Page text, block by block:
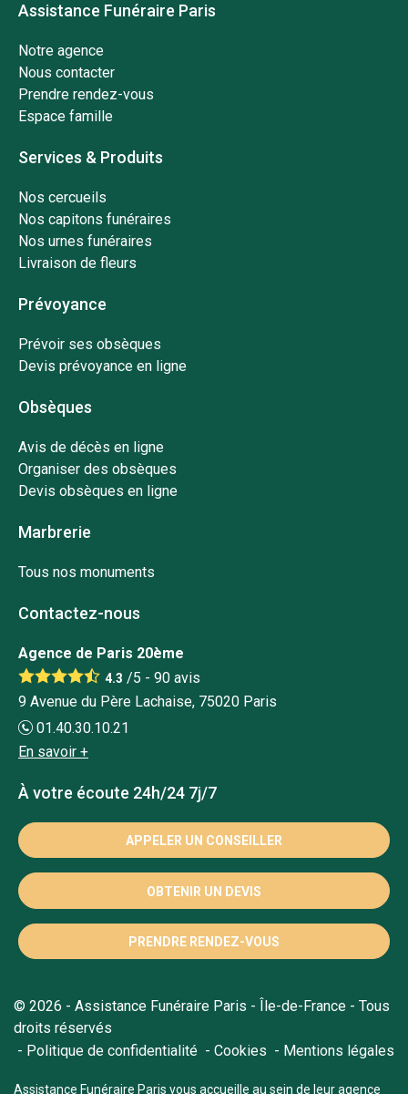
Assistance Funéraire Paris
Notre agence
Nous contacter
Prendre rendez-vous
Espace famille
Services & Produits
Nos cercueils
Nos capitons funéraires
Nos urnes funéraires
Livraison de fleurs
Prévoyance
Prévoir ses obsèques
Devis prévoyance en ligne
Obsèques
Avis de décès en ligne
Organiser des obsèques
Devis obsèques en ligne
Marbrerie
Tous nos monuments
Contactez-nous
Agence de Paris 20ème
4.3 /5 - 90 avis
9 Avenue du Père Lachaise, 75020 Paris
01.40.30.10.21
En savoir +
À votre écoute 24h/24 7j/7
APPELER UN CONSEILLER
OBTENIR UN DEVIS
PRENDRE RENDEZ-VOUS
© 2026 - Assistance Funéraire Paris - Île-de-France - Tous
droits réservés
Politique de confidentialité
Cookies Mentions légales
Assistance Funéraire Paris vous accueille au sein de leur agence